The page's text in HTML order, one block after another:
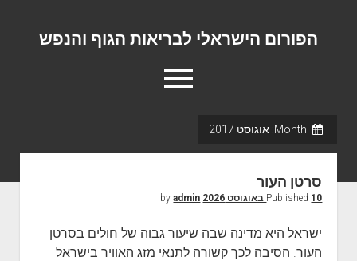
הפורום הישראלי לבריאות הגוף והנפש
o
p
יצירת קשר
אוגוסט 2017
סרטן העור
Published 10 באוגוסט 2026 admin
ישראל היא מדינה שבה שיעור גבוה של חולים בסרטן
העור. הסיבה לכך קשורה לתנאי מזג האוויר בישראל